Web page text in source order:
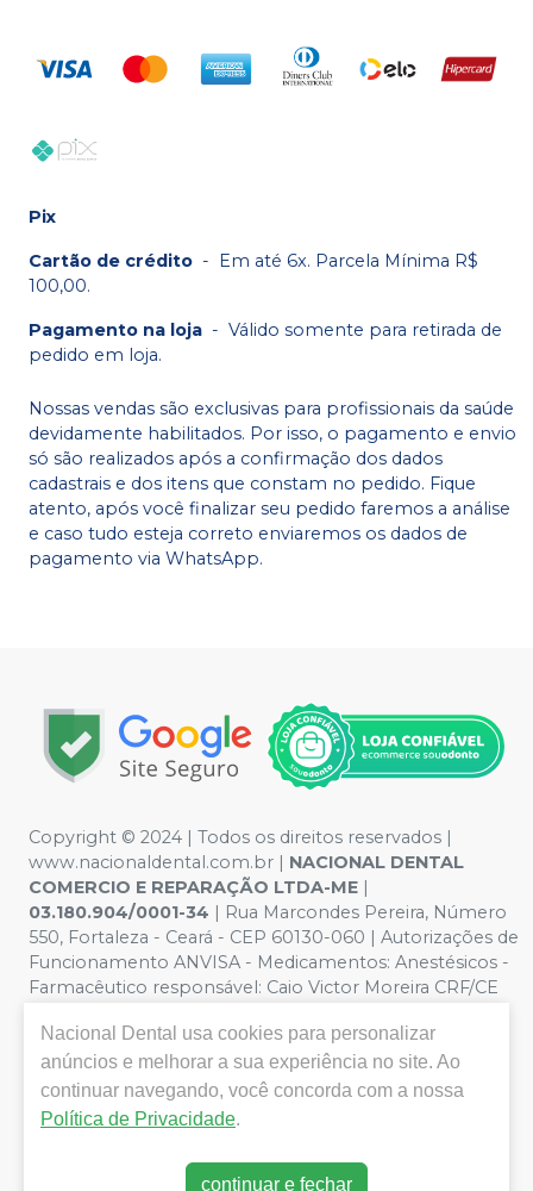
Pix
Cartão de crédito - Em até 6x. Parcela Mínima R$
100,00.
Pagamento na loja - Válido somente para retirada de
pedido em loja.
Nossas vendas são exclusivas para profissionais da saúde
devidamente habilitados. Por isso, o pagamento e envio
só são realizados após a confirmação dos dados
cadastrais e dos itens que constam no pedido. Fique
atento, após você finalizar seu pedido faremos a análise
e caso tudo esteja correto enviaremos os dados de
pagamento via WhatsApp.
Copyright © 2024 | Todos os direitos reservados |
www.nacionaldental.com.br | NACIONAL DENTAL
COMERCIO E REPARAÇÃO LTDA-ME |
03.180.904/0001-34 | Rua Marcondes Pereira, Número
550, Fortaleza - Ceará - CEP 60130-060 | Autorizações de
Funcionamento ANVISA - Medicamentos: Anestésicos -
Farmacêutico responsável: Caio Victor Moreira CRF/CE
meramente ilustrativas - Os preços e condições da loja
virtual estão sujeitos a alterações. Em caso de
divergência de preços no site, o valor válido é o do
Carrinho de Compra. Não vendemos por atacado, por
de grandes volumes pelo site.
Nacional Dental usa cookies para personalizar
anúncios e melhorar a sua experiência no site. Ao
continuar navegando, você concorda com a nossa
Política de Privacidade.
continuar e fechar